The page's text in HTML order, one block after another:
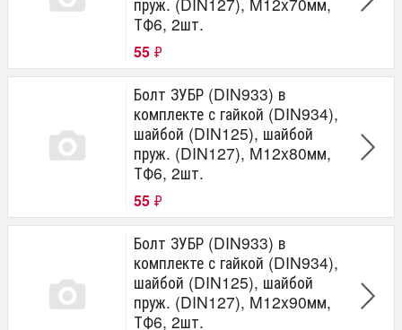
ТФ6, 2шт.
55 ₽
Болт ЗУБР (DIN933) в
комплекте с гайкой (DIN934),
шайбой (DIN125), шайбой
пруж. (DIN127), M12x80мм,
ТФ6, 2шт.
55 ₽
Болт ЗУБР (DIN933) в
комплекте с гайкой (DIN934),
шайбой (DIN125), шайбой
пруж. (DIN127), M12x90мм,
ТФ6, 2шт.